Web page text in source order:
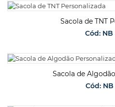
SOLICITAR
Sacola de TNT
Cód: NB
SOLICITAR
Sacola de
Cód: NB